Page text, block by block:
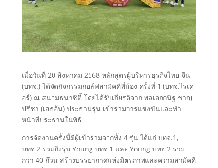
เมื่อวันที่ 20 สิงหาคม 2568 หลักสูตรผู้บริหารธุรกิจไทย-จีน
(บทจ.) ได้จัดกิจกรรมกอล์ฟสามัคคีพี่น้อง ครั้งที่ 1 (บทจ.ไรเด
อร์) ณ สนามธนาซิตี้ โดยได้รับเกียรติจาก พลเอกกนิฐ ชาญ
ปรีชา (เสธอ้น) ประธานรุ่น เข้าร่วมการแข่งขันและทำ
หน้าที่ประธานในพิธี
การจัดงานครั้งนี้มีผู้เข้าร่วมจากทั้ง 4 รุ่น ได้แก่ บทจ.1,
บทจ.2 รวมถึงรุ่น Young บทจ.1 และ Young บทจ.2 รวม
กว่า 40 ก๊วน สร้างบรรยากาศแห่งมิตรภาพและความสามัคคี